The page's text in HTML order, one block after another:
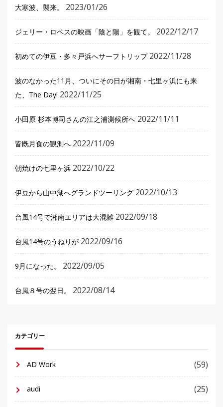
大寒波、襲来。 2023/01/26
ジェリー・ロペスの映画「陰と陽」を観て。 2022/12/17
初めての伊豆・多々戸浜へサーフトリップ 2022/11/28
波のなかった11月、ついにその日が湘南・七里ヶ浜にも来
た、The Day! 2022/11/25
小田原 杉本博司さんの江之浦測候所へ 2022/11/11
皆既月食の観測へ 2022/11/09
朝焼けの七里ヶ浜 2022/10/22
伊豆から山中湖へグランドツーリング 2022/10/13
台風14号で湘南エリアは大混雑 2022/09/18
台風14号のうねりが 2022/09/16
9月になった。 2022/09/05
台風８号の翌日。 2022/08/14
カテゴリー
AD Work (59)
audi (25)